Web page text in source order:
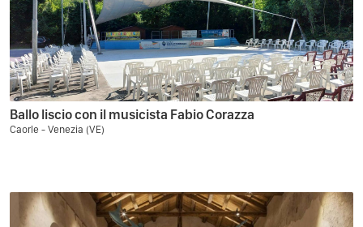
Ballo liscio con il musicista Fabio Corazza
Caorle - Venezia (VE)